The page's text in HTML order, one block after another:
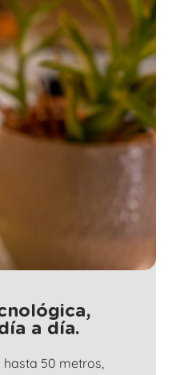
a día.
hasta 50 metros,